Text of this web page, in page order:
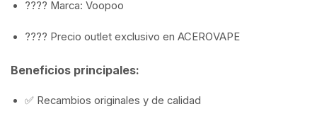
???? Marca: Voopoo
????️ Precio outlet exclusivo en ACEROVAPE
Beneficios principales:
✅ Recambios originales y de calidad